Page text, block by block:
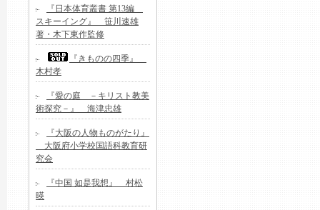
『日本体育叢書 第13編
スキーイング』 笹川速雄
著・木下東作監修
『きものの四季』
木村孝
『愛の庭 －キリスト教美
術探究－』 海津忠雄
『大阪の人物ものがたり』
大阪府小学校国語科教育研
究会
『中国 如是我想』 村松
暎